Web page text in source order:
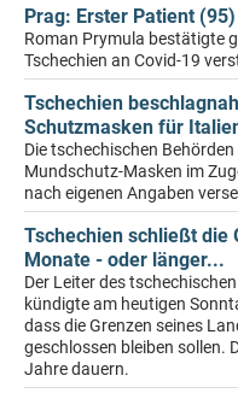
Prag: Erster Patient
Roman Prymula bestätigte
Tschechien an Covid-19
Tschechien
Schutzmasken für
Die tschechischen
Mundschutz-Masken im
nach eigenen Angaben
Tschechien schließt die
Monate - oder länger...
Der Leiter des
kündigte am heutigen
dass die Grenzen seines
geschlossen bleiben sollen.
Jahre dauern.